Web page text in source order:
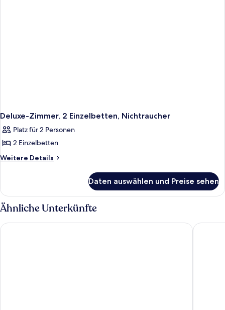
Deluxe-Zimmer, 2 Einzelbetten, Nichtraucher
Platz für 2 Personen
2 Einzelbetten
Weitere Details
Weitere
Zimmer,
2 Einzelbetten,
Nichtraucher
Daten auswählen und Preise sehen
Ähnliche Unterkünfte
Moxy Paris La Villette